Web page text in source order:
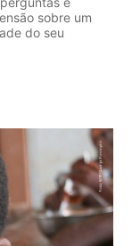
sobre um
do seu